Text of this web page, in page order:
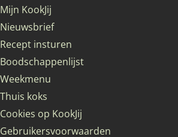
Mijn KookJij
Nieuwsbrief
Recept insturen
Boodschappenlijst
Weekmenu
Thuis koks
Cookies op KookJij
Gebruikersvoorwaarden